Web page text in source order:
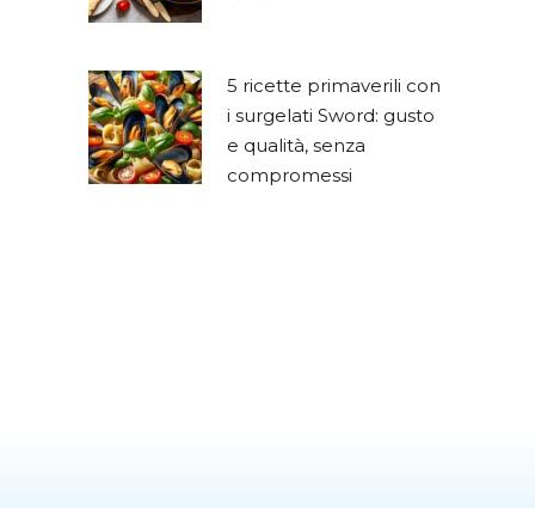
5 ricette primaverili con
i surgelati Sword: gusto
e qualità, senza
compromessi